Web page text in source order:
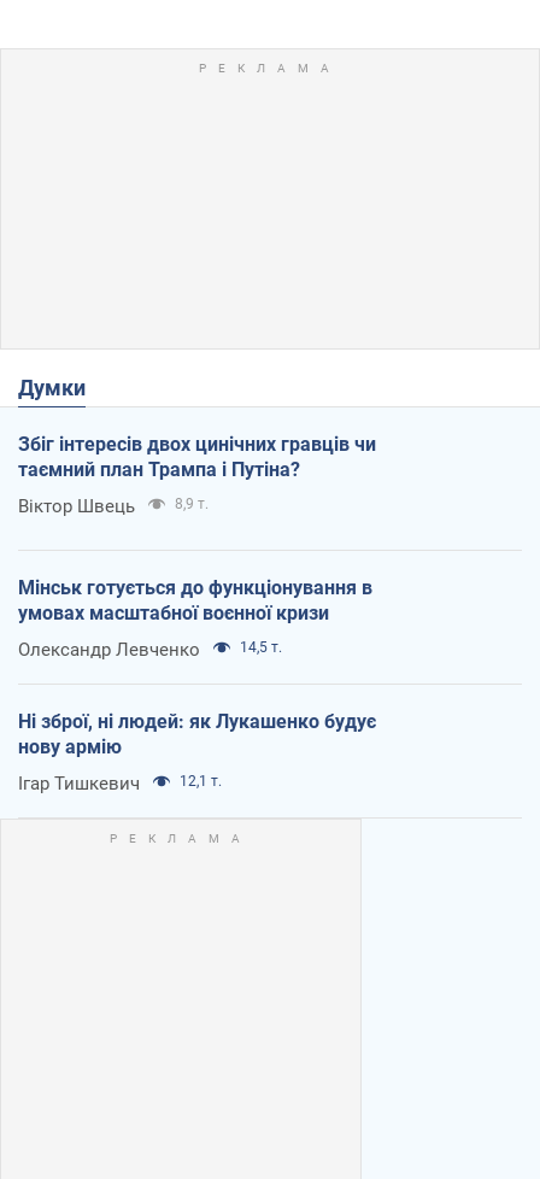
Думки
Збіг інтересів двох цинічних гравців чи
таємний план Трампа і Путіна?
Віктор Швець 8,9 т.
Мінськ готується до функціонування в
умовах масштабної воєнної кризи
Олександр Левченко 14,5 т.
Ні зброї, ні людей: як Лукашенко будує
нову армію
Ігар Тишкевич 12,1 т.